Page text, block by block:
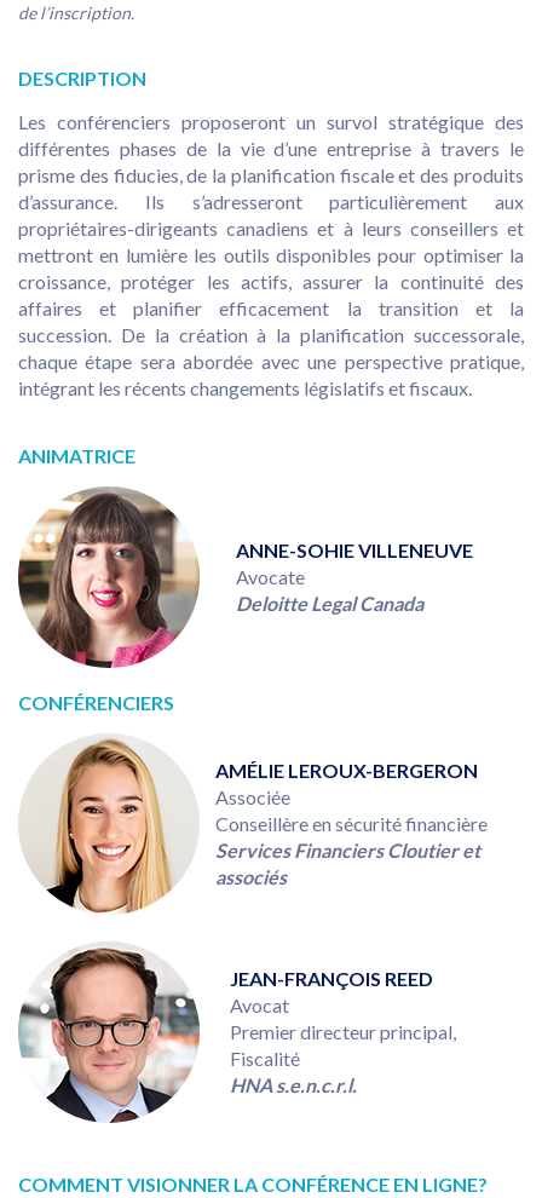
de l’inscription.
DESCRIPTION
Les conférenciers proposeront un survol stratégique des
différentes phases de la vie d’une entreprise à travers le
prisme des fiducies, de la planification fiscale et des produits
d’assurance. Ils s’adresseront particulièrement aux
propriétaires-dirigeants canadiens et à leurs conseillers et
mettront en lumière les outils disponibles pour optimiser la
croissance, protéger les actifs, assurer la continuité des
affaires et planifier efficacement la transition et la
succession. De la création à la planification successorale,
chaque étape sera abordée avec une perspective pratique,
intégrant les récents changements législatifs et fiscaux.
ANIMATRICE
ANNE-SOHIE VILLENEUVE
Avocate
Deloitte Legal Canada
CONFÉRENCIERS
AMÉLIE LEROUX-BERGERON
Associée
Conseillère en sécurité financière
Services Financiers Cloutier et
associés
JEAN-FRANÇOIS REED
Avocat
Premier directeur principal,
Fiscalité
HNA s.e.n.c.r.l.
COMMENT VISIONNER LA CONFÉRENCE EN LIGNE?